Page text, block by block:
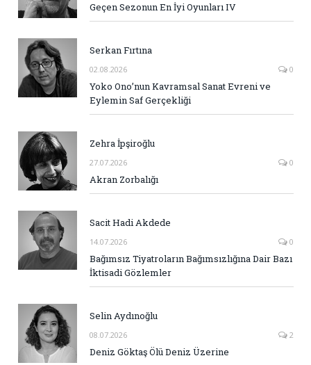
Geçen Sezonun En İyi Oyunları IV
Serkan Fırtına
02.08.2026 0
Yoko Ono’nun Kavramsal Sanat Evreni ve
Eylemin Saf Gerçekliği
Zehra İpşiroğlu
27.07.2026 0
Akran Zorbalığı
Sacit Hadi Akdede
14.07.2026 0
Bağımsız Tiyatroların Bağımsızlığına Dair Bazı
İktisadi Gözlemler
Selin Aydınoğlu
08.07.2026 2
Deniz Göktaş Ölü Deniz Üzerine